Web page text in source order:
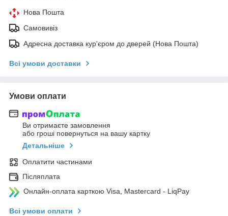
Нова Пошта
Самовивіз
Адресна доставка кур'єром до дверей (Нова Пошта)
Всі умови доставки
Умови оплати
Ви отримаєте замовлення
або гроші повернуться на вашу картку
Детальніше
Оплатити частинами
Післяплата
Онлайн-оплата карткою Visa, Mastercard - LiqPay
Всі умови оплати